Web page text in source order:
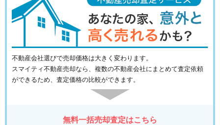
不動産会社選びで売却価格は大きく変わります。
スマイティ不動産売却なら、複数の不動産会社にまとめて査定依頼
ができるため、査定価格の比較ができます。
無料一括売却査定はこちら